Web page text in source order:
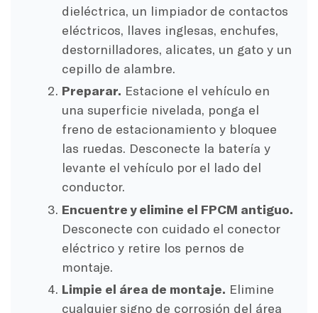
dieléctrica, un limpiador de contactos
eléctricos, llaves inglesas, enchufes,
destornilladores, alicates, un gato y un
cepillo de alambre.
Preparar. Estacione el vehículo en
una superficie nivelada, ponga el
freno de estacionamiento y bloquee
las ruedas. Desconecte la batería y
levante el vehículo por el lado del
conductor.
Encuentre y elimine el FPCM antiguo.
Desconecte con cuidado el conector
eléctrico y retire los pernos de
montaje.
Limpie el área de montaje. Elimine
cualquier signo de corrosión del área